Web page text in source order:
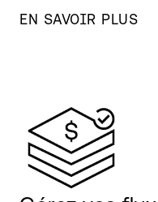
EN SAVOIR PLUS